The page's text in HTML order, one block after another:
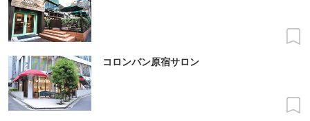
コロンバン原宿サロン